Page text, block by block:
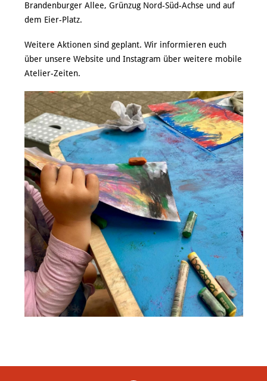
Brandenburger Allee, Grünzug Nord-Süd-Achse und auf
dem Eier-Platz.
Weitere Aktionen sind geplant. Wir informieren euch
über unsere Website und Instagram über weitere mobile
Atelier-Zeiten.